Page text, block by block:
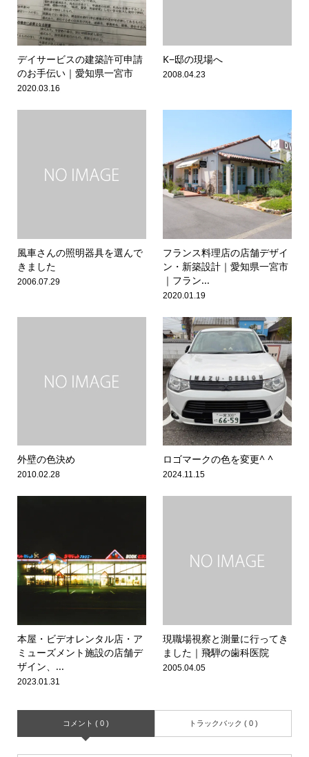
デイサービスの建築許可申請
のお手伝い｜愛知県一宮市
2020.03.16
K−邸の現場へ
2008.04.23
風車さんの照明器具を選んで
きました
2006.07.29
フランス料理店の店舗デザイ
ン・新築設計｜愛知県一宮市
｜フラン...
2020.01.19
外壁の色決め
2010.02.28
ロゴマークの色を変更^ ^
2024.11.15
本屋・ビデオレンタル店・ア
ミューズメント施設の店舗デ
ザイン、...
2023.01.31
現職場視察と測量に行ってき
ました｜飛騨の歯科医院
2005.04.05
コメント ( 0 ) トラックバック ( 0 )